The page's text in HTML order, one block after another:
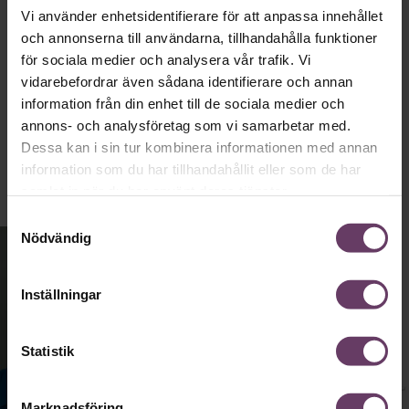
Vi använder enhetsidentifierare för att anpassa innehållet
och annonserna till användarna, tillhandahålla funktioner
för sociala medier och analysera vår trafik. Vi
vidarebefordrar även sådana identifierare och annan
information från din enhet till de sociala medier och
annons- och analysföretag som vi samarbetar med.
Dessa kan i sin tur kombinera informationen med annan
information som du har tillhandahållit eller som de har
Nödvändig
Inställningar
Statistik
känslomässig spelevink i högklackat.”
Ledarskap
Text:Fredrik Kullberg
Publicerad2026-08-03